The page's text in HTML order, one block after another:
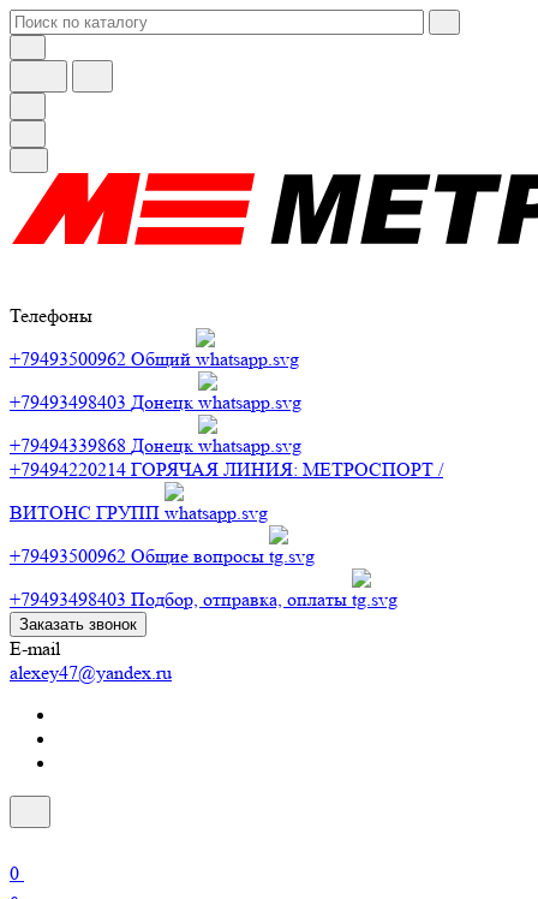
Телефоны
+79493500962 Общий
+79493498403 Донецк
+79494339868 Донецк
+79494220214 ГОРЯЧАЯ ЛИНИЯ: МЕТРОСПОРТ /
ВИТОНС ГРУПП
+79493500962 Общие вопросы
+79493498403 Подбор, отправка, оплаты
Заказать звонок
E-mail
alexey47@yandex.ru
0